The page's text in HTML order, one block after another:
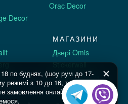
Orac Decor
Decor
МАГАЗИНИ
Двері Omis
Stickerwall
Рідкі шпалери
по буднях, (шоу рум до 17-
режимі з 10 до 16, та в
замовлення онлайн у будь-